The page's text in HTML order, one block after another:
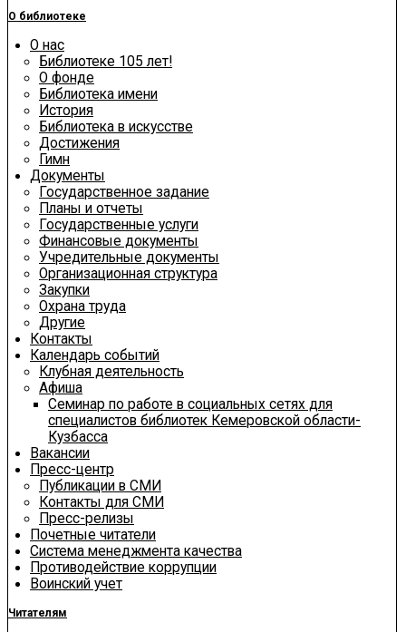
О библиотеке
О нас
Библиотеке 105 лет!
О фонде
Библиотека имени
История
Библиотека в искусстве
Достижения
Гимн
Документы
Государственное задание
Планы и отчеты
Государственные услуги
Финансовые документы
Учредительные документы
Организационная структура
Закупки
Охрана труда
Другие
Контакты
Календарь событий
Клубная деятельность
Афиша
Семинар по работе в социальных сетях для
специалистов библиотек Кемеровской области-
Кузбасса
Вакансии
Пресс-центр
Публикации в СМИ
Контакты для СМИ
Пресс-релизы
Почетные читатели
Система менеджмента качества
Противодействие коррупции
Воинский учет
Читателям